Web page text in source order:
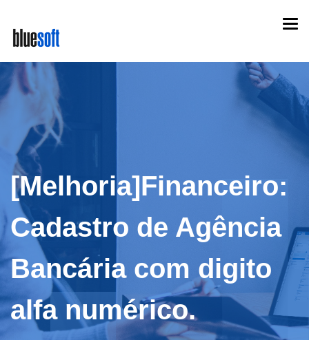
main
content
[Melhoria]Financeiro:
Cadastro de Agência
Bancária com digito
alfa numérico.